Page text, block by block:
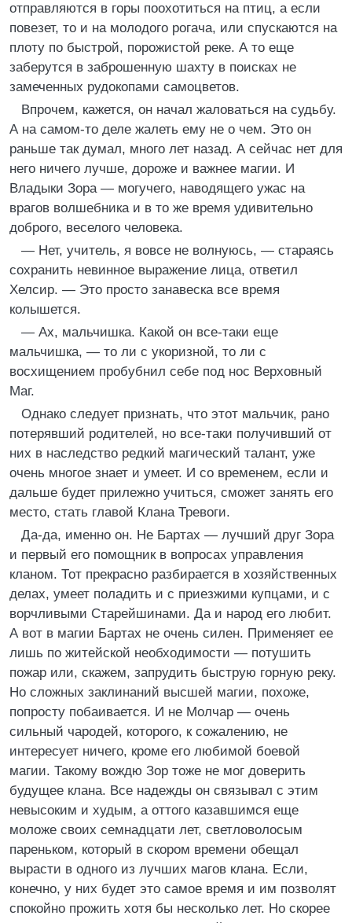
отправляются в горы поохотиться на птиц, а если
повезет, то и на молодого рогача, или спускаются на
плоту по быстрой, порожистой реке. А то еще
заберутся в заброшенную шахту в поисках не
замеченных рудокопами самоцветов.
Впрочем, кажется, он начал жаловаться на судьбу.
А на самом-то деле жалеть ему не о чем. Это он
раньше так думал, много лет назад. А сейчас нет для
него ничего лучше, дороже и важнее магии. И
Владыки Зора — могучего, наводящего ужас на
врагов волшебника и в то же время удивительно
доброго, веселого человека.
— Нет, учитель, я вовсе не волнуюсь, — стараясь
сохранить невинное выражение лица, ответил
Хелсир. — Это просто занавеска все время
колышется.
— Ах, мальчишка. Какой он все-таки еще
мальчишка, — то ли с укоризной, то ли с
восхищением пробубнил себе под нос Верховный
Маг.
Однако следует признать, что этот мальчик, рано
потерявший родителей, но все-таки получивший от
них в наследство редкий магический талант, уже
очень многое знает и умеет. И со временем, если и
дальше будет прилежно учиться, сможет занять его
место, стать главой Клана Тревоги.
Да-да, именно он. Не Бартах — лучший друг Зора
и первый его помощник в вопросах управления
кланом. Тот прекрасно разбирается в хозяйственных
делах, умеет поладить и с приезжими купцами, и с
ворчливыми Старейшинами. Да и народ его любит.
А вот в магии Бартах не очень силен. Применяет ее
лишь по житейской необходимости — потушить
пожар или, скажем, запрудить быструю горную реку.
Но сложных заклинаний высшей магии, похоже,
попросту побаивается. И не Молчар — очень
сильный чародей, которого, к сожалению, не
интересует ничего, кроме его любимой боевой
магии. Такому вождю Зор тоже не мог доверить
будущее клана. Все надежды он связывал с этим
невысоким и худым, а оттого казавшимся еще
моложе своих семнадцати лет, светловолосым
пареньком, который в скором времени обещал
вырасти в одного из лучших магов клана. Если,
конечно, у них будет это самое время и им позволят
спокойно прожить хотя бы несколько лет. Но скорее